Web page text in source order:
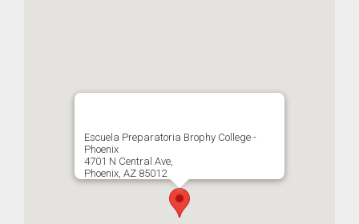
Escuela Preparatoria Brophy College -
Phoenix
4701 N Central Ave,
Phoenix, AZ 85012